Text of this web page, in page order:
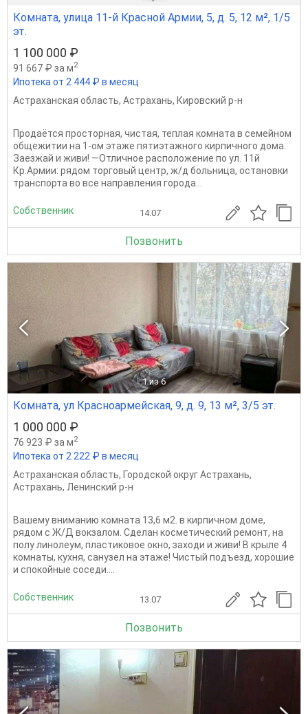
Комната, улица 11-й Красной Армии, 5, д. 5, 12 м², 1/5
эт.
1 100 000 ₽
91 667 ₽ за м2
Ипотека от 2 444 ₽ в месяц
Астраханская область, Астрахань, Кировский р-н
Продаётся просторная, чистая, теплая комната в семейном
общежитии на 1-ом этаже пятиэтажного кирпичного дома.
Заезжай и живи! —Отличное расположение по ул. 11й
Кр.Армии: рядом торговый центр, ж/д больница, остановки
транспорта во все направления города...
Собственник 14.07
Позвонить
1 из 6
Комната, ул Красноармейская, 9, д. 9, 13 м², 3/5 эт.
1 000 000 ₽
76 923 ₽ за м2
Ипотека от 2 222 ₽ в месяц
Астраханская область, Городской округ Астрахань,
Астрахань, Ленинский р-н
Вашему вниманию комната 13,6 м2. в кирпичном доме,
рядом с Ж/Д вокзалом. Сделан косметический ремонт, на
полу линолеум, пластиковое окно, заходи и живи! В крыле 4
комнаты, кухня, санузел на этаже! Чистый подъезд, хорошие
и спокойные соседи....
Собственник 13.07
Позвонить